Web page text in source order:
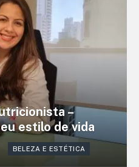
–
estilo de vida
BELEZA E ESTÉTICA